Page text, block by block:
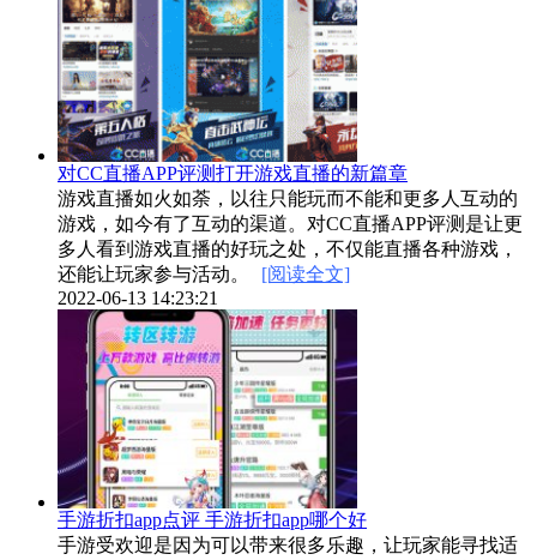
对CC直播APP评测打开游戏直播的新篇章
游戏直播如火如荼，以往只能玩而不能和更多人互动的
游戏，如今有了互动的渠道。对CC直播APP评测是让更
多人看到游戏直播的好玩之处，不仅能直播各种游戏，
还能让玩家参与活动。
[阅读全文]
2022-06-13 14:23:21
手游折扣app点评 手游折扣app哪个好
手游受欢迎是因为可以带来很多乐趣，让玩家能寻找适